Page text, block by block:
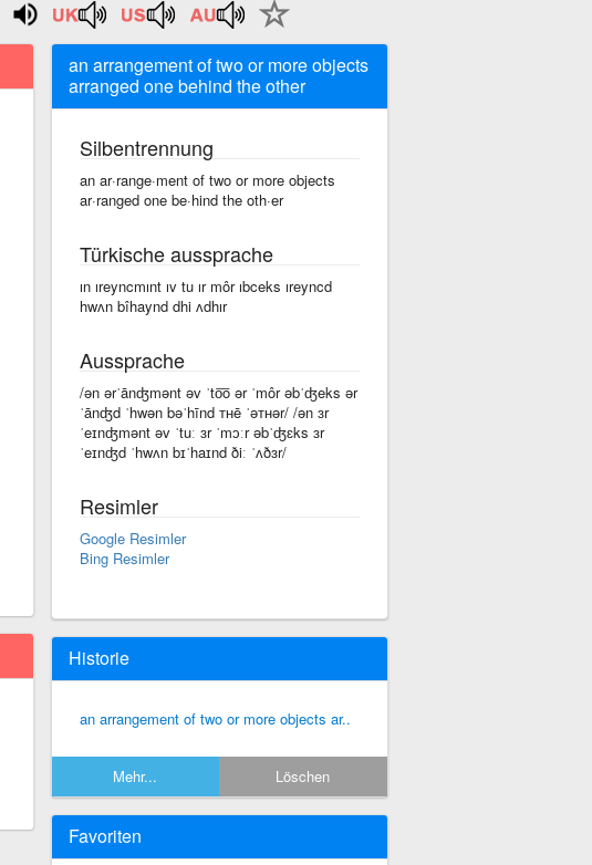
an arrangement of two or more objects
arranged one behind the other
Silbentrennung
an ar·range·ment of two or more objects
ar·ranged one be·hind the oth·er
Türkische aussprache
ın ıreyncmınt ıv tu ır môr ıbceks ıreyncd
hwʌn bîhaynd dhi ʌdhır
Aussprache
/ən ərˈānʤmənt əv ˈto͞o ər ˈmôr əbˈʤeks ər
ˈānʤd ˈhwən bəˈhīnd ᴛʜē ˈəᴛʜər/ /ən ɜr
ˈeɪnʤmənt əv ˈtuː ɜr ˈmɔːr əbˈʤɛks ɜr
ˈeɪnʤd ˈhwʌn bɪˈhaɪnd ðiː ˈʌðɜr/
Resimler
Google Resimler
Bing Resimler
Historie
an arrangement of two or more objects ar..
Mehr... Löschen
Favoriten